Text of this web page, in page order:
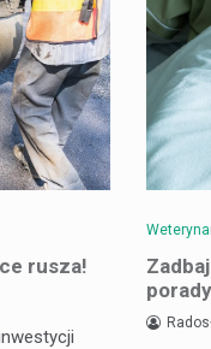
rusza!